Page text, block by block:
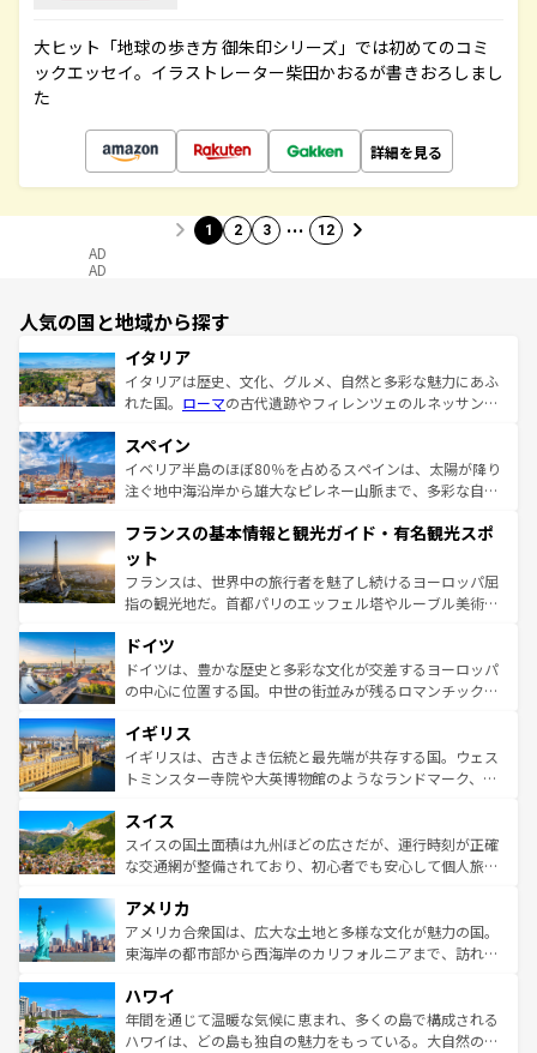
大ヒット「地球の歩き方 御朱印シリーズ」では初めてのコミ
ックエッセイ。イラストレーター柴田かおるが書きおろしまし
た
詳細を見る
1 2 3 … 12
AD
AD
人気の国と地域から探す
イタリア
イタリアは歴史、文化、グルメ、自然と多彩な魅力にあふ
れた国。 ローマの古代遺跡やフィレンツェのルネッサンス
ろん、トスカーナの美しい田園風景やアマルフィ海岸の絶
景など、自然景観も見逃せない。観光の合間には、本場の
ピザやパスタなど、絶品のイタリア料理を堪能することも
ませてくれるイタリアで、忘れられない旅をしてみよう！
なお、新着のイタリア情報は
しい。
スペイン
イベリア半島のほぼ80％を占めるスペインは、太陽が降り
注ぐ地中海沿岸から雄大なピレネー山脈まで、多彩な自然
文化が根付くこの国では、情熱的なフラメンコ、熱気あふ
れる闘牛、そして美味しいタパスが生活の一部となってい
る。首都マドリードの洗練された雰囲気や、バルセロナの
アートに溢れた街角から、地方では古代ローマ遺跡や中世
せる。地方によって風土や気候が異なるスペインはその個
性で訪れる人を魅了する。 なお、新着のスペイン情報は コ
ンテンツ一覧を参照してほしい。
フランスの基本情報と観光ガイド・有名観光スポ
ット
フランスは、世界中の旅行者を魅了し続けるヨーロッパ屈
指の観光地だ。首都パリのエッフェル塔やルーブル美術館
で、幅広い魅力が詰まっている。華麗な宮殿、歴史的な大
聖堂、美しいビーチ、そして豊かな自然が、訪れる者を心
から魅了する。また、フランスは美食の国としても知ら
いる。シャンパンの発祥地であるランス、プロヴァンスの
香り高いラベンダー畑など、多彩な楽しみ方が可能だ。さ
らに、パリ以外の地域にも魅力が溢れており、どの街角に
れる地方に足を運ぶとそれぞれで全く異なる文化を体験で
きるだろう。 なお、新着のフランス情報はコンテンツ一覧
を参照してほしい。
ドイツ
ドイツは、豊かな歴史と多彩な文化が交差するヨーロッパ
の中心に位置する国。中世の街並みが残るロマンチック街
顔を持つこの国は、どこを歩いても飽きることがない。ベ
ルリンの文化的活気、バイエルン州のアルプスの絶景、そ
してライン川沿いのワイン畑といった風景は必見。ビール
は、お酒好きな人にはぜひ体験してほしい。 なお、新着の
ドイツ情報はコンテンツ一覧を参照してほしい。
イギリス
イギリスは、古きよき伝統と最先端が共存する国。ウェス
トミンスター寺院や大英博物館のようなランドマーク、歴
リアごとに異なる魅力がある。また、優雅なアフタヌーン
ティー、ビール好きにはたまらない英国パブ、サッカー観
戦など、本場だからこそできる体験も豊富。イギリスを旅
ンツ一覧を参照してほしい。
スイス
スイスの国土面積は九州ほどの広さだが、運行時刻が正確
な交通網が整備されており、初心者でも安心して個人旅行
の建物がそのまま残る町や、スイスならではのユニークな
博物館もあり、アルプス観光だけでなく町歩きも満喫する
ことができる。国民の所得が高いため物価も高いが、旅行
ば市内交通費無料で観光を楽しむこともできる。 なお、新
着のスイス情報はコンテンツ一覧 を参照してほしい。
アメリカ
アメリカ合衆国は、広大な土地と多様な文化が魅力の国。
東海岸の都市部から西海岸のカリフォルニアまで、訪れる
のような巨大都市は、観光、ショッピング、エンターテイ
ンメントが詰まった刺激的なスポットだ。一方、アメリカ
西部には大自然が広がり、グランドキャニオンやイエロー
ハワイ
年間を通じて温暖な気候に恵まれ、多くの島で構成される
ハワイは、どの島も独自の魅力をもっている。大自然の神